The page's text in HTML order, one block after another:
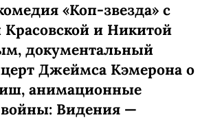
«Коп-звезда» с
Красовской и Никитой
документальный
Джеймса Кэмерона о
анимационные
Видения —